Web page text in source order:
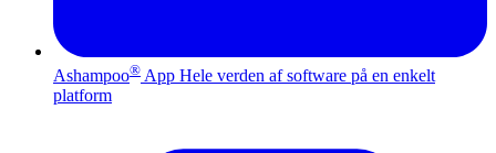
Ashampoo® App Hele verden af software på en enkelt
platform